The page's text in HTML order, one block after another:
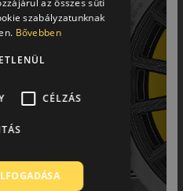
48 390 Ft/db
az összes süti
szabályzatunknak
Bővebben
CÉLZÁS